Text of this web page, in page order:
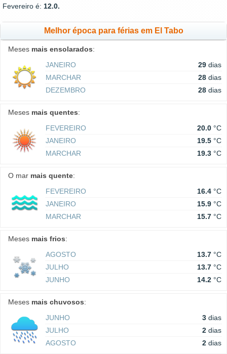
Fevereiro é: 12.0.
Melhor época para férias em El Tabo
Meses mais ensolarados:
JANEIRO
29 dias
MARCHAR
28 dias
DEZEMBRO
28 dias
Meses mais quentes:
FEVEREIRO
20.0 °C
JANEIRO
19.5 °C
MARCHAR
19.3 °C
O mar mais quente:
FEVEREIRO
16.4 °C
JANEIRO
15.9 °C
MARCHAR
15.7 °C
Meses mais frios:
AGOSTO
13.7 °C
JULHO
13.7 °C
JUNHO
14.2 °C
Meses mais chuvosos:
JUNHO
3 dias
JULHO
2 dias
AGOSTO
2 dias